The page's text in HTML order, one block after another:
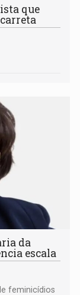
que
da
escala
feminicídios